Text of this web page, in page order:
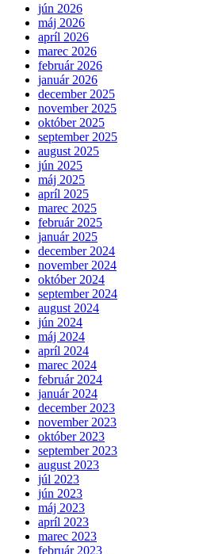
jún 2026
máj 2026
apríl 2026
marec 2026
február 2026
január 2026
december 2025
november 2025
október 2025
september 2025
august 2025
jún 2025
máj 2025
apríl 2025
marec 2025
február 2025
január 2025
december 2024
november 2024
október 2024
september 2024
august 2024
jún 2024
máj 2024
apríl 2024
marec 2024
február 2024
január 2024
december 2023
november 2023
október 2023
september 2023
august 2023
júl 2023
jún 2023
máj 2023
apríl 2023
marec 2023
február 2023